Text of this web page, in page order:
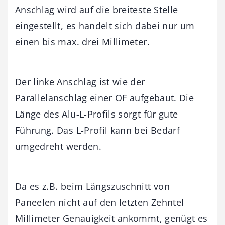
Anschlag wird auf die breiteste Stelle
eingestellt, es handelt sich dabei nur um
einen bis max. drei Millimeter.
Der linke Anschlag ist wie der
Parallelanschlag einer OF aufgebaut. Die
Länge des Alu-L-Profils sorgt für gute
Führung. Das L-Profil kann bei Bedarf
umgedreht werden.
Da es z.B. beim Längszuschnitt von
Paneelen nicht auf den letzten Zehntel
Millimeter Genauigkeit ankommt, genügt es